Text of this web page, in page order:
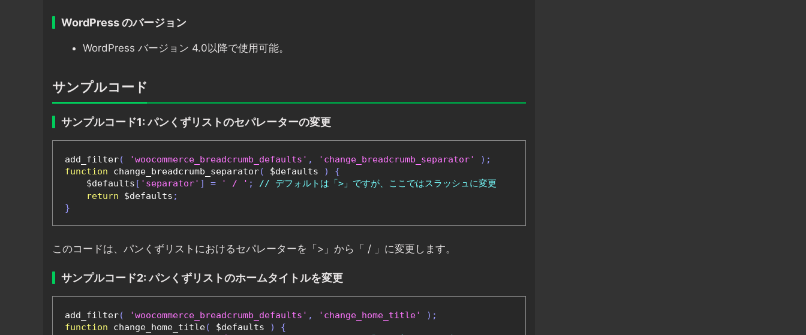
WordPress のバージョン
WordPress バージョン 4.0以降で使用可能。
サンプルコード
サンプルコード1: パンくずリストのセパレーターの変更
add_filter( 'woocommerce_breadcrumb_defaults' , 'change_breadcrumb_separator'
);
function change_breadcrumb_separator( $defaults )
{
    $defaults
[ 'separator' ] = ' / ' ;
// デフォルトは「>」ですが、ここではスラッシュに変更
return $defaults ;
}
このコードは、パンくずリストにおけるセパレーターを「>」から「 / 」に変更します。
サンプルコード2: パンくずリストのホームタイトルを変更
add_filter( 'woocommerce_breadcrumb_defaults' , 'change_home_title'
);
function change_home_title( $defaults )
{